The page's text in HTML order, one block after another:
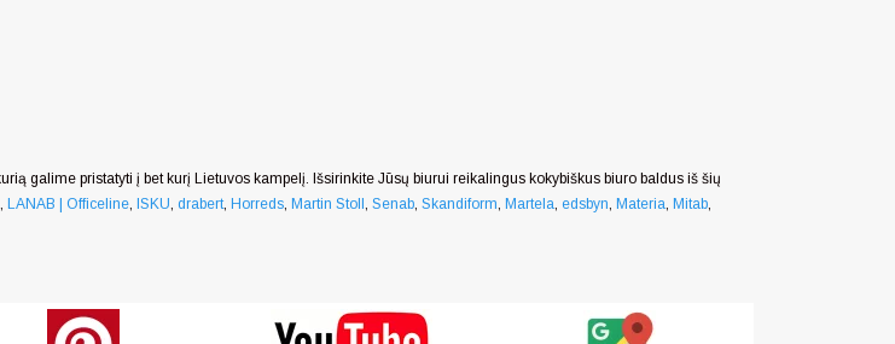
galime pristatyti į bet kurį Lietuvos kampelį. Išsirinkite Jūsų biurui reikalingus kokybiškus biuro baldus iš šių
LANAB | Officeline ISKU drabert, Horreds Martin Stoll Senab Skandiform Martela edsbyn Materia Mitab